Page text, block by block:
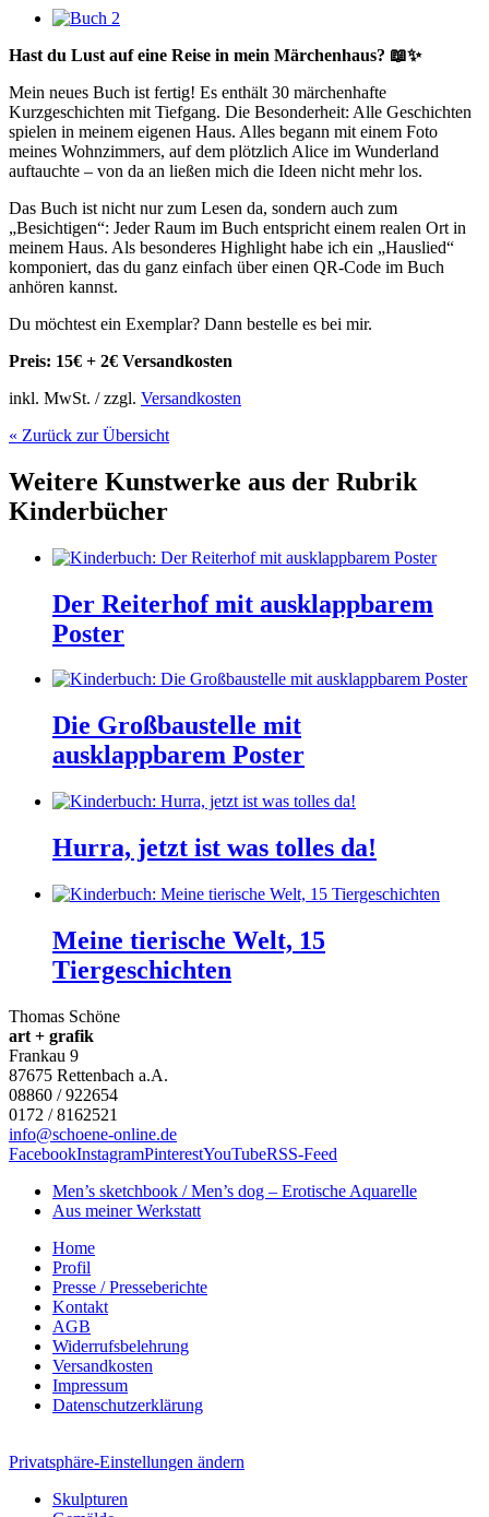
Hast du Lust auf eine Reise in mein Märchenhaus? 📖✨
Mein neues Buch ist fertig! Es enthält 30 märchenhafte
Kurzgeschichten mit Tiefgang. Die Besonderheit: Alle Geschichten
spielen in meinem eigenen Haus. Alles begann mit einem Foto
meines Wohnzimmers, auf dem plötzlich Alice im Wunderland
auftauchte – von da an ließen mich die Ideen nicht mehr los.
Das Buch ist nicht nur zum Lesen da, sondern auch zum
„Besichtigen“: Jeder Raum im Buch entspricht einem realen Ort in
meinem Haus. Als besonderes Highlight habe ich ein „Hauslied“
komponiert, das du ganz einfach über einen QR-Code im Buch
anhören kannst.
Du möchtest ein Exemplar? Dann bestelle es bei mir.
Preis: 15€ + 2€ Versandkosten
inkl. MwSt. / zzgl. Versandkosten
« Zurück zur Übersicht
Weitere Kunstwerke aus der Rubrik
Kinderbücher
Der Reiterhof mit ausklappbarem
Poster
Die Großbaustelle mit
ausklappbarem Poster
Hurra, jetzt ist was tolles da!
Meine tierische Welt, 15
Tiergeschichten
Thomas Schöne
art + grafik
Frankau 9
87675 Rettenbach a.A.
08860 / 922654
0172 / 8162521
info@schoene-online.de
FacebookInstagramPinterestYouTubeRSS-Feed
Men’s sketchbook / Men’s dog – Erotische Aquarelle
Aus meiner Werkstatt
Home
Profil
Presse / Presseberichte
Kontakt
AGB
Widerrufsbelehrung
Versandkosten
Impressum
Datenschutzerklärung
Privatsphäre-Einstellungen ändern
Skulpturen